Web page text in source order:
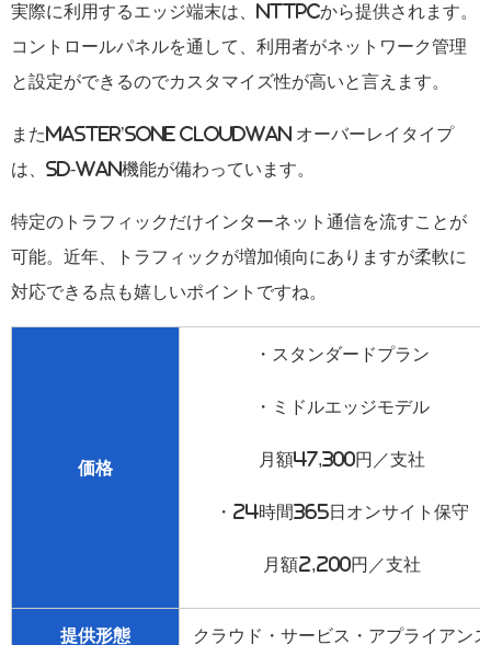
実際に利用するエッジ端末は、NTTPCから提供されます。
コントロールパネルを通して、利用者がネットワーク管理
と設定ができるのでカスタマイズ性が高いと言えます。
また Master’sONE CloudWAN オーバーレイタイプ
は、SD-WAN機能が備わっています。
特定のトラフィックだけインターネット通信を流すことが
可能。近年、トラフィックが増加傾向にありますが柔軟に
対応できる点も嬉しいポイントですね。
価格
・スタンダードプラン
・ミドルエッジモデル
月額47,300円／支社
・24時間365日オンサイト保守
月額2,200円／支社
提供形態 クラウド・サービス・アプライアンス